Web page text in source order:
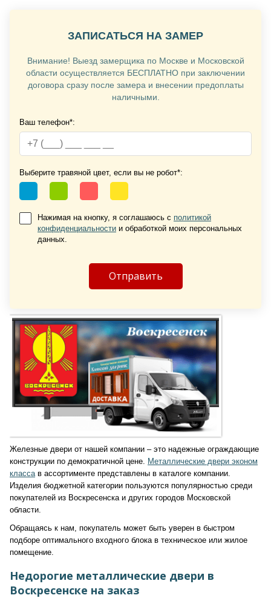
ЗАПИСАТЬСЯ НА ЗАМЕР
Внимание! Выезд замерщика по Москве и Московской
области осуществляется БЕСПЛАТНО при заключении
договора сразу после замера и внесении предоплаты
наличными.
Ваш телефон*:
Выберите травяной цвет, если вы не робот*:
Нажимая на кнопку, я соглашаюсь с политикой
конфиденциальности и обработкой моих персональных
данных.
Железные двери от нашей компании – это надежные ограждающие
конструкции по демократичной цене. Металлические двери эконом
класса в ассортименте представлены в каталоге компании.
Изделия бюджетной категории пользуются популярностью среди
покупателей из Воскресенска и других городов Московской
области.
Обращаясь к нам, покупатель может быть уверен в быстром
подборе оптимального входного блока в техническое или жилое
помещение.
Недорогие металлические двери в
Воскресенске на заказ